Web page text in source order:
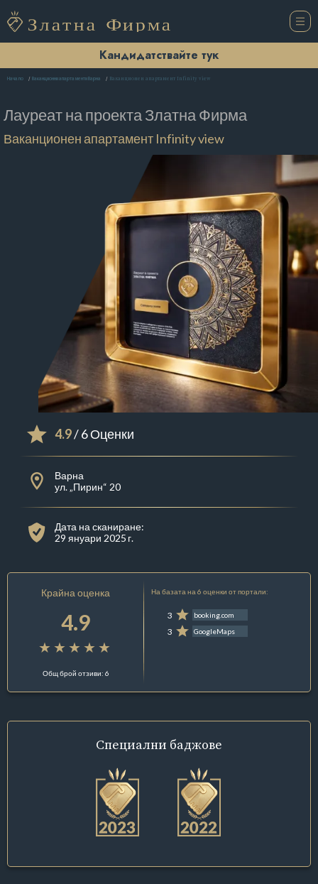
Кандидатствайте тук
Начало Ваканционни апартаменти Варна Ваканционен апартамент Infinity view
Лауреат на проектаЗлатна Фирма
Ваканционен апартамент Infinity view
4.9/ 6 Оценки
Варна
ул. „Пирин“ 20
Дата на сканиране:
29 януари 2025 г.
Крайна оценка
4.9
Общ брой отзиви: 6
На базата на 6 оценки от портали:
3 booking.com
3 GoogleMaps
Специални баджове